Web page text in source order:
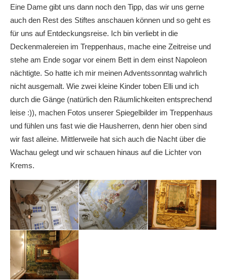
Eine Dame gibt uns dann noch den Tipp, das wir uns gerne
auch den Rest des Stiftes anschauen können und so geht es
für uns auf Entdeckungsreise. Ich bin verliebt in die
Deckenmalereien im Treppenhaus, mache eine Zeitreise und
stehe am Ende sogar vor einem Bett in dem einst Napoleon
nächtigte. So hatte ich mir meinen Adventssonntag wahrlich
nicht ausgemalt. Wie zwei kleine Kinder toben Elli und ich
durch die Gänge (natürlich den Räumlichkeiten entsprechend
leise :)), machen Fotos unserer Spiegelbilder im Treppenhaus
und fühlen uns fast wie die Hausherren, denn hier oben sind
wir fast alleine. Mittlerweile hat sich auch die Nacht über die
Wachau gelegt und wir schauen hinaus auf die Lichter von
Krems.